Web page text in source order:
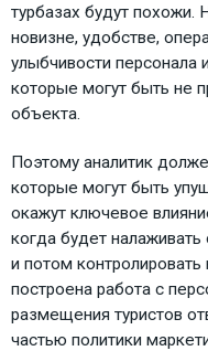
турбазах будут похожи.
новизне, удобстве,
улыбчивости персонала
которые могут быть не
объекта.
Поэтому аналитик
которые могут быть
окажут ключевое
когда будет
и потом контролировать
построена работа с
размещения туристов
частью политики